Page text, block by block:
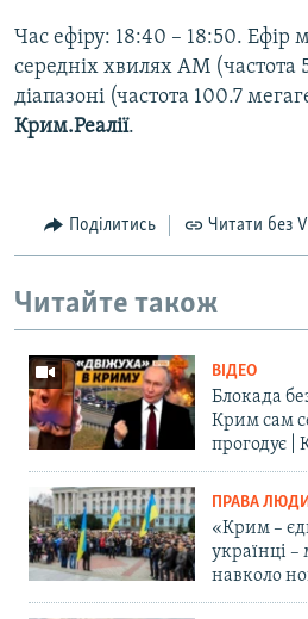
Час ефіру: 18:40 – 18:50. Ефір
середніх хвилях AM (частота
діапазоні (частота 100.7
Крим.Реалії.
Поділитись Читати без
Читайте також
ВІДЕО
Блокада
Крим сам
прогодує |
ПРАВА
«Крим –
українці –
навколо